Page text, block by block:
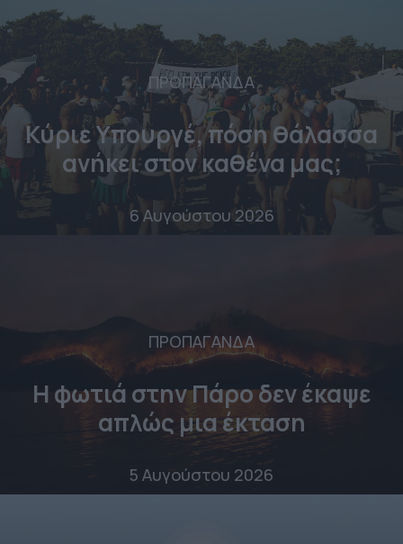
ΠΡΟΠΑΓΑΝΔΑ
Κύριε Υπουργέ, πόση θάλασσα
ανήκει στον καθένα μας;
6 Αυγούστου 2026
ΠΡΟΠΑΓΑΝΔΑ
Η φωτιά στην Πάρο δεν έκαψε
απλώς μια έκταση
5 Αυγούστου 2026